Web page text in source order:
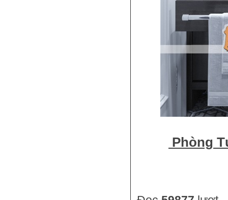
Phòng